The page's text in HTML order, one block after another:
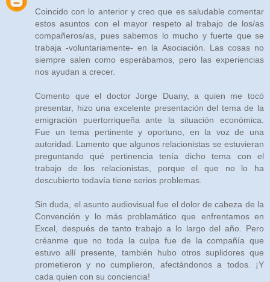
Coincido con lo anterior y creo que es saludable comentar
estos asuntos con el mayor respeto al trabajo de los/as
compañeros/as, pues sabemos lo mucho y fuerte que se
trabaja -voluntariamente- en la Asociación. Las cosas no
siempre salen como esperábamos, pero las experiencias
nos ayudan a crecer.
Comento que el doctor Jorge Duany, a quien me tocó
presentar, hizo una excelente presentación del tema de la
emigración puertorriqueña ante la situación económica.
Fue un tema pertinente y oportuno, en la voz de una
autoridad. Lamento que algunos relacionistas se estuvieran
preguntando qué pertinencia tenía dicho tema con el
trabajo de los relacionistas, porque el que no lo ha
descubierto todavía tiene serios problemas.
Sin duda, el asunto audiovisual fue el dolor de cabeza de la
Convención y lo más problamático que enfrentamos en
Excel, después de tanto trabajo a lo largo del año. Pero
créanme que no toda la culpa fue de la compañía que
estuvo allí presente, también hubo otros suplidores que
prometieron y no cumplieron, afectándonos a todos. ¡Y
cada quien con su conciencia!